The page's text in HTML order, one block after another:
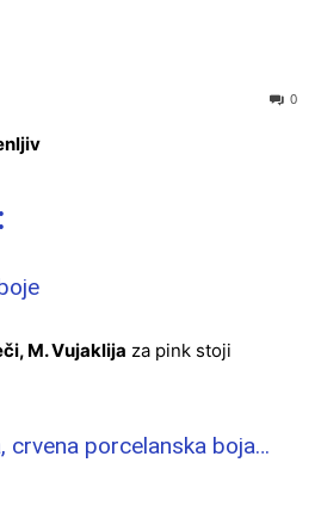
0
:
M. Vujaklija za pink stoji
crvena porcelanska boja…